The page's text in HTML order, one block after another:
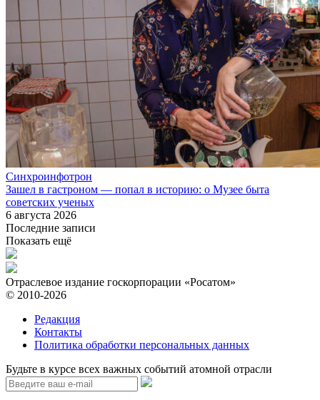
Синхроинфотрон
Зашел в гастроном — попал в историю: о Музее быта
советских ученых
6 августа 2026
Последние записи
Показать ещё
Отраслевое издание госкорпорации «Росатом»
© 2010-2026
Редакция
Контакты
Политика обработки персональных данных
Будьте в курсе всех важных событий атомной отрасли